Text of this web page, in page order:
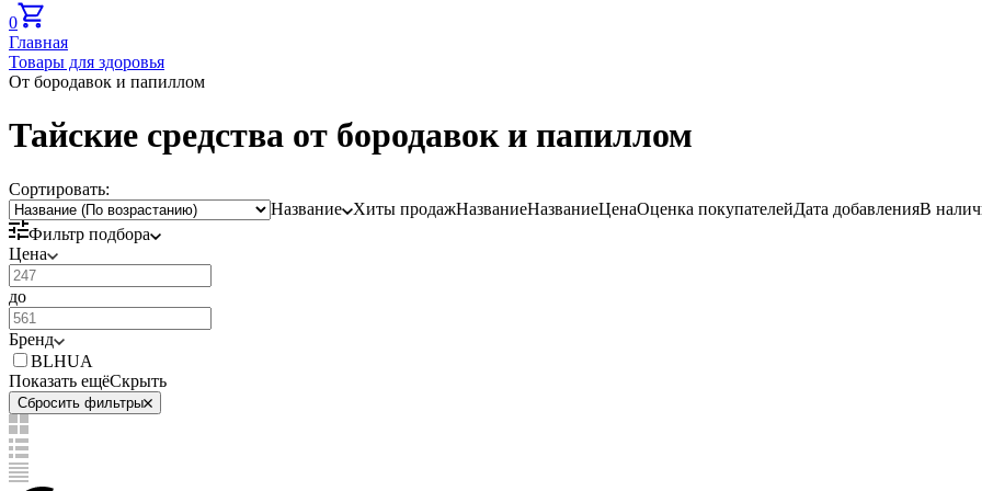
0
Главная
Товары для здоровья
От бородавок и папиллом
Тайские средства от бородавок и папиллом
Сортировать:
Название
Хиты продажНазваниеНазваниеЦенаОценка покупателейДата добавленияВ
Фильтр подбора
Цена
до
Бренд
BLHUA
Показать ещёСкрыть
Сбросить фильтры